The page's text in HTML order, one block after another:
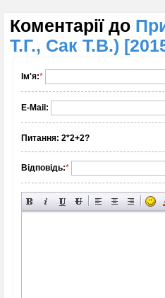
Коментарії до
Т.Г., Сак Т.В.)
Ім'я:*
E-Mail:
Питання: 2*2+2?
Відповідь:*